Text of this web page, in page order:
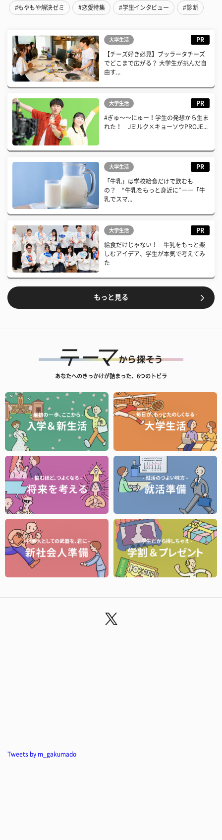
#もやもや解決ゼミ #恋愛特集 #学生インタビュー #診断
大学生活 PR
【チーズ好き必見】ブッラータチーズ
でどこまで広がる？ 大学生が挑んだ自
由す...
大学生活 PR
#ぎゅ〜〜にゅー！学生の発想から生ま
れた！ Jミルク×キョーソウPROJE...
大学生活 PR
「牛乳」は学校給食だけで飲むも
の？ “牛乳をもっと身近に”――「牛
乳でスマ...
大学生活 PR
給食だけじゃない！ 牛乳をもっと楽
しむアイデア、学生が本気で考えてみ
た
もっと見る
あなたへのきっかけが詰まった、6つのトビラ
Tweets by m_gakumado